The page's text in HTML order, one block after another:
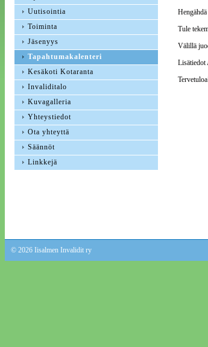
Tule
Välillä
Lisätiedot
Uutisointia
Toiminta
Jäsenyys
Tapahtumakalenteri
Kesäkoti Kotaranta
Invaliditalo
Kuvagalleria
Yhteystiedot
Ota yhteyttä
Säännöt
Linkkejä
© 2026 Iisalmen Invalidit ry